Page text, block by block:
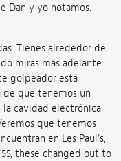
Dan y yo notamos.
Tienes alrededor de
miras más adelante
golpeador está
que tenemos un
cavidad electrónica.
que tenemos
en Les Paul's,
these changed out to